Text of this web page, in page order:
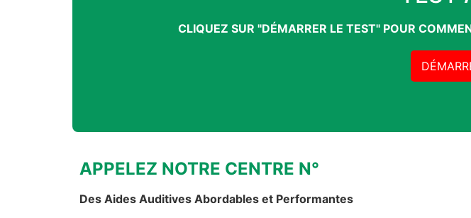
CLIQUEZ SUR "DÉMARRER LE TEST" POUR
APPELEZ NOTRE CENTRE N°
Des Aides Auditives Abordables et Performantes